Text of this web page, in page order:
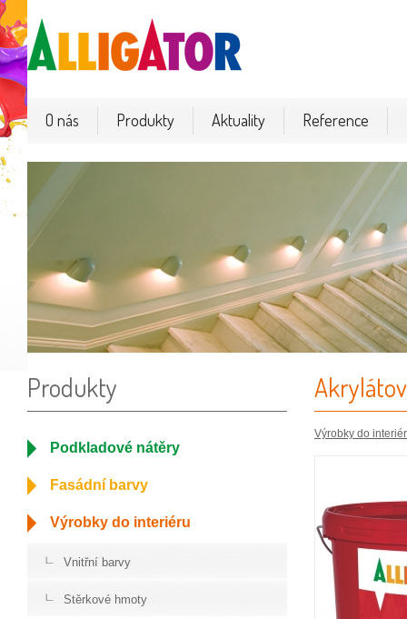
O nás Produkty Aktuality Reference
Produkty
Podkladové nátěry
Fasádní barvy
Výrobky do interiéru
Vnitřní barvy
Stěrkové hmoty
Výrobky do